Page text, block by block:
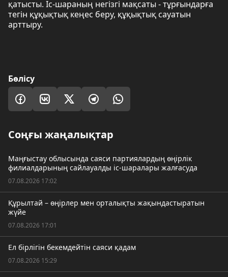
қатысты. Іс-шараның негізгі мақсаты - тұрғындарға
тегін құқықтық кеңес беру, құқықтық сауатын
арттыру.
Бөлісу
Соңғы жаңалықтар
Маңғыстау облысында саяси партиялардың өңірлік
филиалдарының сайлауалды іс-шаралары жалғасуда
07.08.2026 17:02
Құрылтай – өңірлер мен орталықты жақындастыратын
жүйе
07.08.2026 17:01
Ел бірлігін бекемдейтін саяси қадам
07.08.2026 15:29